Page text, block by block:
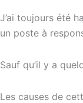
J’ai toujours été
un poste à
Sauf qu’il y a
Les causes de